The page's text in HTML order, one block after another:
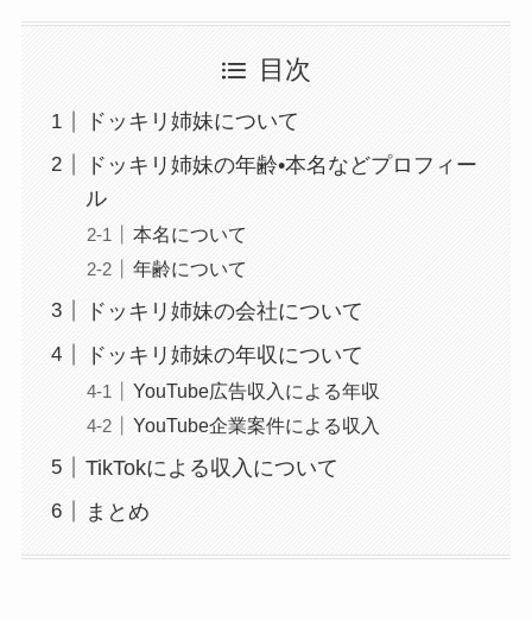
目次
ドッキリ姉妹について
ドッキリ姉妹の年齢•本名などプロフィー
ル
本名について
年齢について
ドッキリ姉妹の会社について
ドッキリ姉妹の年収について
YouTube広告収入による年収
YouTube企業案件による収入
TikTokによる収入について
まとめ